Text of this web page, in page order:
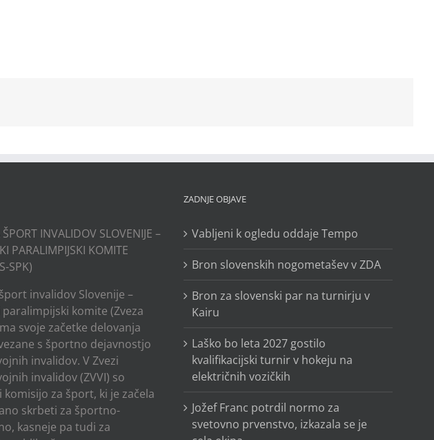
INVALIDOV SLOVENIJE –
PARALIMPIJSKI KOMITE
SPK)
invalidov Slovenije –
paralimpijski komite (Zveza
svoje začetke delovanja
s športno dejavnostjo
invalidov. V Zvezi
invalidov (ZVVI) so
komisijo za šport, ki je začela
skrbeti za športno-
kasneje pa tudi za
ZADNJE OBJAVE
Vabljeni k ogledu oddaje Tempo
Bron slovenskih nogometašev v ZDA
Bron za slovenski par na turnirju v
Kairu
Laško bo leta 2027 gostilo
kvalifikacijski turnir v hokeju na
električnih vozičkih
Jožef Franc potrdil normo za
svetovno prvenstvo, izkazala se je